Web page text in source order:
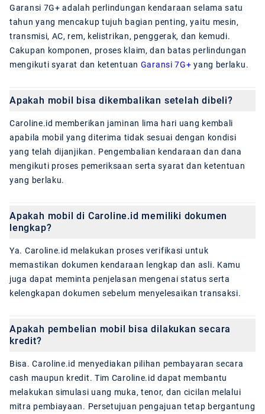
Garansi 7G+ adalah perlindungan kendaraan selama satu
tahun yang mencakup tujuh bagian penting, yaitu mesin,
transmisi, AC, rem, kelistrikan, penggerak, dan kemudi.
Cakupan komponen, proses klaim, dan batas perlindungan
mengikuti syarat dan ketentuan Garansi 7G+ yang berlaku.
Apakah mobil bisa dikembalikan setelah dibeli?
Caroline.id memberikan jaminan lima hari uang kembali
apabila mobil yang diterima tidak sesuai dengan kondisi
yang telah dijanjikan. Pengembalian kendaraan dan dana
mengikuti proses pemeriksaan serta syarat dan ketentuan
yang berlaku.
Apakah mobil di Caroline.id memiliki dokumen
lengkap?
Ya. Caroline.id melakukan proses verifikasi untuk
memastikan dokumen kendaraan lengkap dan asli. Kamu
juga dapat meminta penjelasan mengenai status serta
kelengkapan dokumen sebelum menyelesaikan transaksi.
Apakah pembelian mobil bisa dilakukan secara
kredit?
Bisa. Caroline.id menyediakan pilihan pembayaran secara
cash maupun kredit. Tim Caroline.id dapat membantu
melakukan simulasi uang muka, tenor, dan cicilan melalui
mitra pembiayaan. Persetujuan pengajuan tetap bergantung